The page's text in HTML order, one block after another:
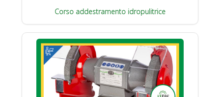
Corso addestramento idropulitrice